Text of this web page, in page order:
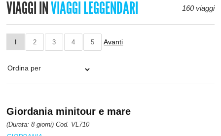
VIAGGI INVIAGGI LEGGENDARI 160 viaggi
1 2 3 4 5 Avanti
Giordania minitour e mare
(Durata: 8 giorni) Cod. VL710